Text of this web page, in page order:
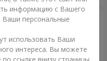
информацию с Вашего
Ваши персональные
использовать Ваши
интереса. Вы можете